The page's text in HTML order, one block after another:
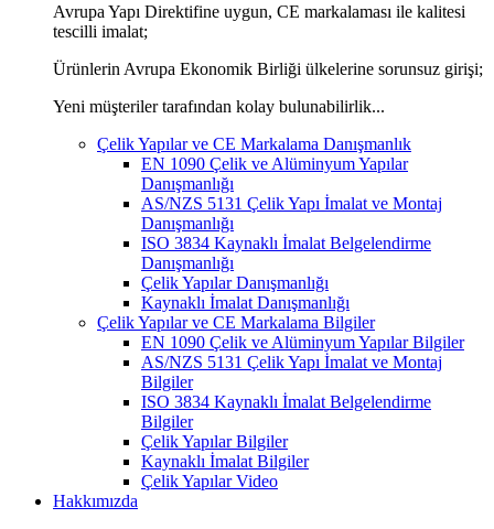
Avrupa Yapı Direktifine uygun, CE markalaması ile kalitesi
tescilli imalat;
Ürünlerin Avrupa Ekonomik Birliği ülkelerine sorunsuz girişi;
Yeni müşteriler tarafından kolay bulunabilirlik...
Çelik Yapılar ve CE Markalama Danışmanlık
EN 1090 Çelik ve Alüminyum Yapılar
Danışmanlığı
AS/NZS 5131 Çelik Yapı İmalat ve Montaj
Danışmanlığı
ISO 3834 Kaynaklı İmalat Belgelendirme
Danışmanlığı
Çelik Yapılar Danışmanlığı
Kaynaklı İmalat Danışmanlığı
Çelik Yapılar ve CE Markalama Bilgiler
EN 1090 Çelik ve Alüminyum Yapılar Bilgiler
AS/NZS 5131 Çelik Yapı İmalat ve Montaj
Bilgiler
ISO 3834 Kaynaklı İmalat Belgelendirme
Bilgiler
Çelik Yapılar Bilgiler
Kaynaklı İmalat Bilgiler
Çelik Yapılar Video
Hakkımızda